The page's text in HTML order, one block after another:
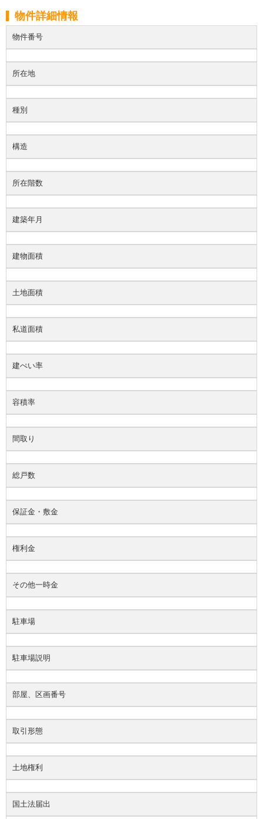
物件詳細情報
物件番号
所在地
種別
構造
所在階数
建築年月
建物面積
土地面積
私道面積
建ぺい率
容積率
間取り
総戸数
保証金・敷金
権利金
その他一時金
駐車場
駐車場説明
部屋、区画番号
取引形態
土地権利
国土法届出